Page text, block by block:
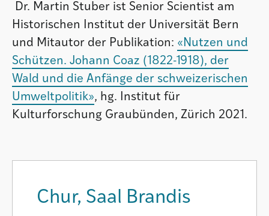
Dr. Martin Stuber ist Senior Scientist am
Historischen Institut der Universität Bern
und Mitautor der Publikation: «Nutzen und
Schützen. Johann Coaz (1822-1918), der
Wald und die Anfänge der schweizerischen
Umweltpolitik», hg. Institut für
Kulturforschung Graubünden, Zürich 2021.
Chur, Saal Brandis